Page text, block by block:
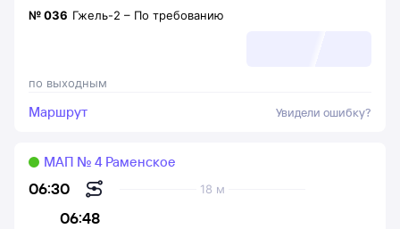
по выходным
№036 Гжель-2 – По требованию
Маршрут Увидели ошибку?
06:30
06:48
18 м
МАП № 4 Раменское